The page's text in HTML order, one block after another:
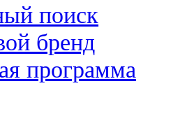
поиск
бренд
программа